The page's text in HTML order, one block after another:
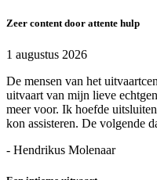
Zeer content door attente hulp
1 augustus 2026
De mensen van het
uitvaart van mijn lieve
meer voor. Ik hoefde
kon assisteren. De volgende
- Hendrikus Molenaar